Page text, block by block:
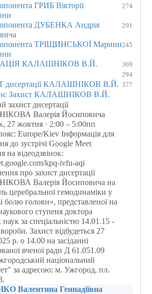
ГРИБ Вікторії
274
ДУБЕНКА Андрія
291
ТРІЩИНСЬКОЇ Марини245
КАЛАШНІКОВ В.Й. 369
294
дисертації КАЛАШНІКОВ В.Й. 377
Захист КАЛАШНІКОВ В.Й.
захист дисертації
Валерія Йосиповича
27 жовтня · 2:00 – 5:00пп
Europe/Kiev Інформація для
до зустрічі Google Meet
на відеодзвінок:
kpq-ivfu-aqi
про захист дисертації
Валерія Йосиповича на
церебральної гемодинаміки у
болю голови», представленої на
ступеня доктора
за спеціальністю 14.01.15 -
Захист відбудеться 27
р. о 14.00 на засіданні
вченої ради Д 61.051.09
національний
за адресою: м. Ужгород, пл.
Валентина Геннадіївна